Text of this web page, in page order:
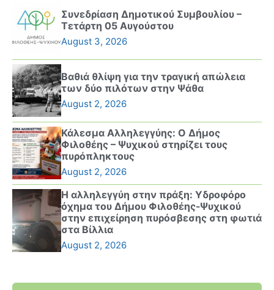
Συνεδρίαση Δημοτικού Συμβουλίου –
Τετάρτη 05 Αυγούστου
August 3, 2026
Βαθιά θλίψη για την τραγική απώλεια
των δύο πιλότων στην Ψάθα
August 2, 2026
Κάλεσμα Αλληλεγγύης: Ο Δήμος
Φιλοθέης – Ψυχικού στηρίζει τους
πυρόπληκτους
August 2, 2026
Η αλληλεγγύη στην πράξη: Υδροφόρο
όχημα του Δήμου Φιλοθέης-Ψυχικού
στην επιχείρηση πυρόσβεσης στη φωτιά
στα Βίλλια
August 2, 2026